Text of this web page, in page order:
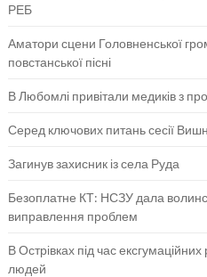
РЕБ
Аматори сцени Головненської
повстанської пісні
В Любомлі привітали медиків з
Серед ключових питань сесії
Загинув захисник із села Руда
Безоплатне КТ: НСЗУ дала
виправлення проблем
В Острівках під час
людей